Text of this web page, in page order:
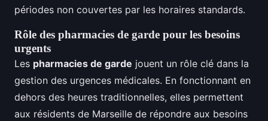
périodes non couvertes par les horaires standards.
Rôle des pharmacies de garde pour les besoins
urgents
Les pharmacies de garde jouent un rôle clé dans la
gestion des urgences médicales. En fonctionnant en
dehors des heures traditionnelles, elles permettent
aux résidents de Marseille de répondre aux besoins